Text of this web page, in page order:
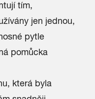
tím,
jen jednou,
pytle
pomůcka
která byla